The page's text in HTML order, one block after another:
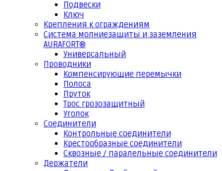
Подвески
Ключ
Крепления к ограждениям
Система молниезащиты и заземления
AURAFORT®
Универсальный
Проводники
Компенсирующие перемычки
Полоса
Пруток
Трос грозозащитный
Уголок
Соединители
Контрольные соединители
Крестообразные соединители
Сквозные / паралельные соединители
Держатели